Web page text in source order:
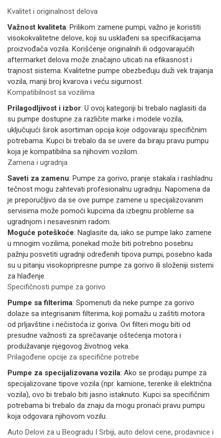
Kvalitet i originalnost delova
Važnost kvaliteta: Prilikom zamene pumpi, važno je koristiti
visokokvalitetne delove, koji su usklađeni sa specifikacijama
proizvođača vozila. Korišćenje originalnih ili odgovarajućih
aftermarket delova može značajno uticati na efikasnost i
trajnost sistema. Kvalitetne pumpe obezbeđuju duži vek trajanja
vozila, manji broj kvarova i veću sigurnost.
Kompatibilnost sa vozilima
Prilagodljivost i izbor: U ovoj kategoriji bi trebalo naglasiti da
su pumpe dostupne za različite marke i modele vozila,
uključujući širok asortiman opcija koje odgovaraju specifičnim
potrebama. Kupci bi trebalo da se uvere da biraju pravu pumpu
koja je kompatibilna sa njihovim vozilom.
Zamena i ugradnja
Saveti za zamenu: Pumpe za gorivo, pranje stakala i rashladnu
tečnost mogu zahtevati profesionalnu ugradnju. Napomena da
je preporučljivo da se ove pumpe zamene u specijalizovanim
servisima može pomoći kupcima da izbegnu probleme sa
ugradnjom i nesavesnim radom.
Moguće poteškoće: Naglasite da, iako se pumpe lako zamene
u mnogim vozilima, ponekad može biti potrebno posebnu
pažnju posvetiti ugradnji određenih tipova pumpi, posebno kada
su u pitanju visokopripresne pumpe za gorivo ili složeniji sistemi
za hlađenje.
Specifičnosti pumpe za gorivo
Pumpe sa filterima: Spomenuti da neke pumpe za gorivo
dolaze sa integrisanim filterima, koji pomažu u zaštiti motora
od prljavštine i nečistoća iz goriva. Ovi filteri mogu biti od
presudne važnosti za sprečavanje oštećenja motora i
produžavanje njegovog životnog veka.
Prilagođene opcije za specifične potrebe
Pumpe za specijalizovana vozila: Ako se prodaju pumpe za
specijalizovane tipove vozila (npr. kamione, terenke ili električna
vozila), ovo bi trebalo biti jasno istaknuto. Kupci sa specifičnim
potrebama bi trebalo da znaju da mogu pronaći pravu pumpu
koja odgovara njihovom vozilu.
Auto Delovi za u Beogradu I Srbiji, auto delovi cene, prodavnice i